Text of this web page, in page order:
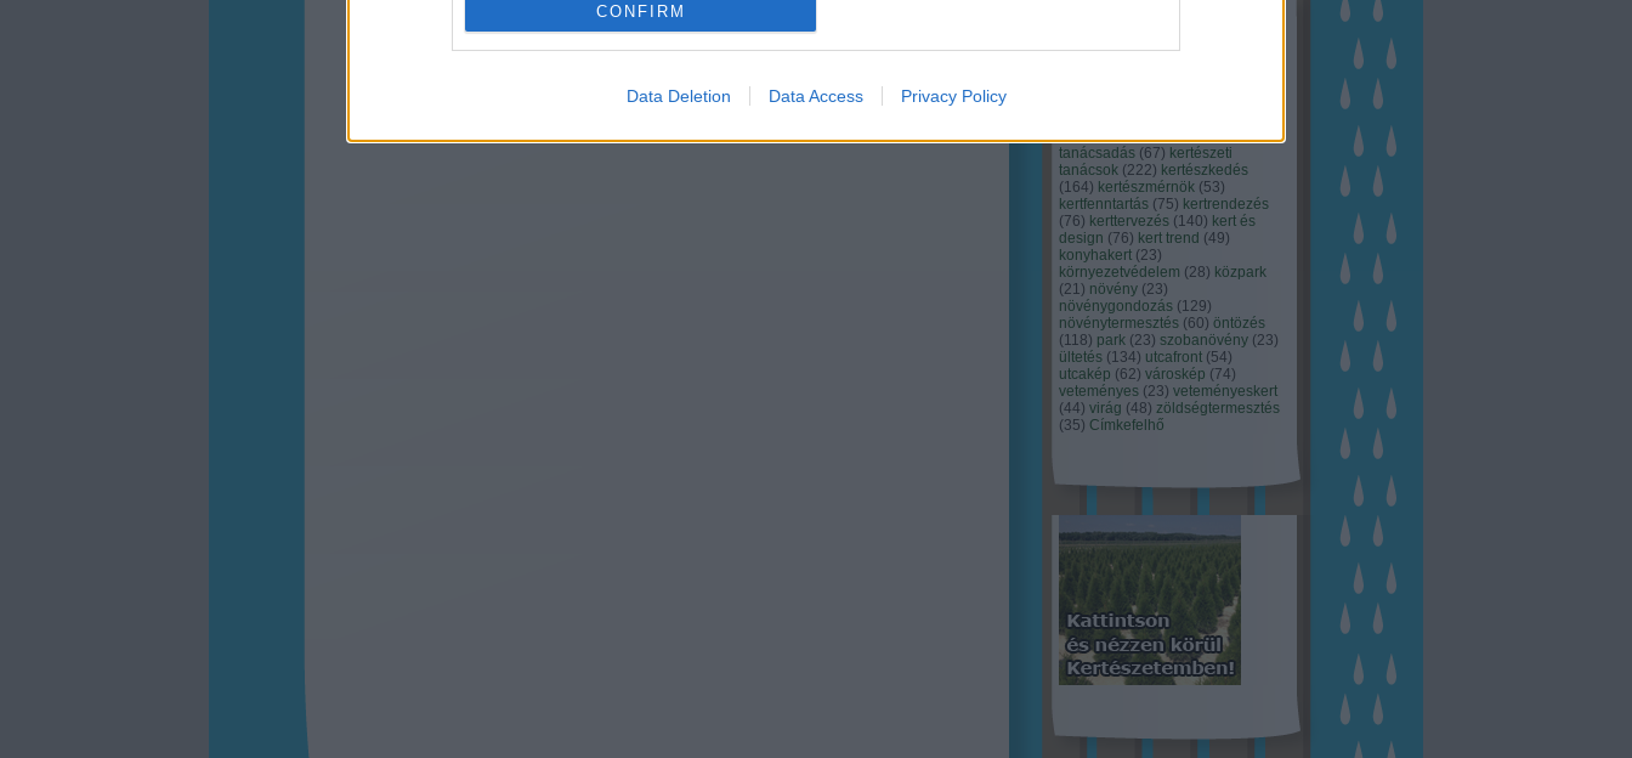
CONFIRM
Data Deletion Data Access Privacy Policy
Budapest (45) dísznövény
(126) kertészet (118) kertészeti
tanácsadás (67) kertészeti
tanácsok (222) kertészkedés
(164) kertészmérnök (53)
kertfenntartás (75) kertrendezés
(76) kerttervezés (140) kert és
design (76) kert trend (49)
konyhakert (23)
környezetvédelem (28) közpark
(21) növény (23)
növénygondozás (129)
növénytermesztés (60) öntözés
(118) park (23) szobanövény (23)
ültetés (134) utcafront (54)
utcakép (62) városkép (74)
veteményes (23) veteményeskert
(44) virág (48) zöldségtermesztés
(35) Címkefelhő